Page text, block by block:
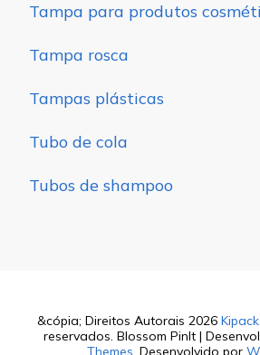
Tampa para produtos
Tampa rosca
Tampas plásticas
Tubo de cola
Tubos de shampoo
&cópia; Direitos Autorais 2026 Kipack
reservados. Blossom PinIt |
Themes . Desenvolvido por